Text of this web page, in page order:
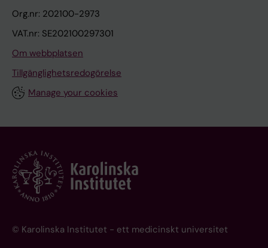
Org.nr: 202100-2973
VAT.nr: SE202100297301
Om webbplatsen
Tillgänglighetsredogörelse
Manage your cookies
© Karolinska Institutet - ett medicinskt universitet